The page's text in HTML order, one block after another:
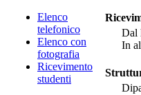
Elenco
telefonico
Elenco con
fotografia
Ricevimento
studenti
Dal
In